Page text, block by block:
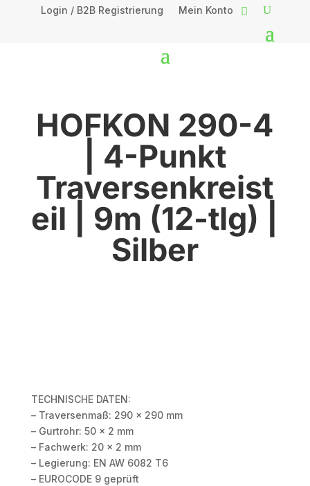
Login / B2B Registrierung Mein Konto
HOFKON 290-4
| 4-Punkt
Traversenkreist
eil | 9m (12-tlg) |
Silber
TECHNISCHE DATEN:
– Traversenmaß: 290 x 290 mm
– Gurtrohr: 50 x 2 mm
– Fachwerk: 20 x 2 mm
– Legierung: EN AW 6082 T6
– EUROCODE 9 geprüft